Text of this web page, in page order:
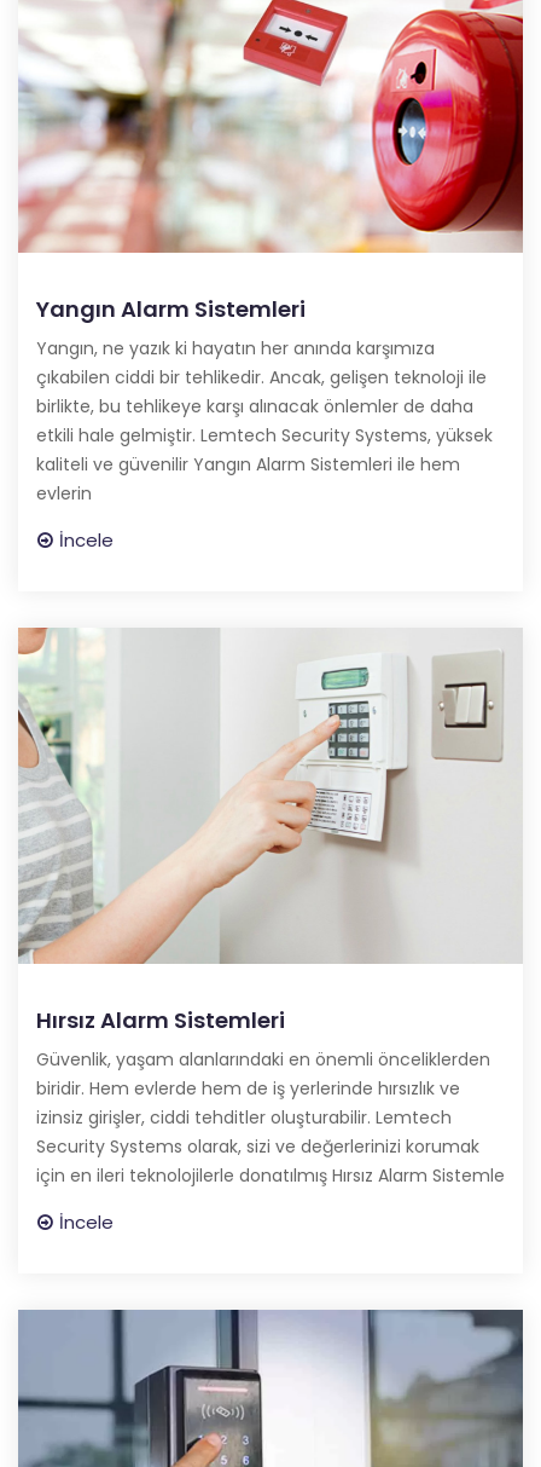
Yangın Alarm Sistemleri
Yangın, ne yazık ki hayatın her anında karşımıza
çıkabilen ciddi bir tehlikedir. Ancak, gelişen teknoloji ile
birlikte, bu tehlikeye karşı alınacak önlemler de daha
etkili hale gelmiştir. Lemtech Security Systems, yüksek
kaliteli ve güvenilir Yangın Alarm Sistemleri ile hem
evlerin
İncele
Hırsız Alarm Sistemleri
Güvenlik, yaşam alanlarındaki en önemli önceliklerden
biridir. Hem evlerde hem de iş yerlerinde hırsızlık ve
izinsiz girişler, ciddi tehditler oluşturabilir. Lemtech
Security Systems olarak, sizi ve değerlerinizi korumak
için en ileri teknolojilerle donatılmış Hırsız Alarm Sistemle
İncele